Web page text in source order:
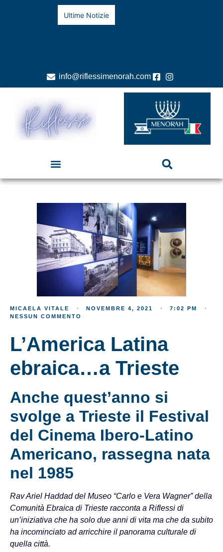
Ultime Notizie
info@riflessimenorah.com
MICAELA VITALE NOVEMBRE 4, 2021
7:02 PM
NESSUN COMMENTO
L’America Latina
ebraica…a Trieste
Anche quest’anno si
svolge a Trieste il Festival
del Cinema Ibero-Latino
Americano, rassegna nata
nel 1985
Rav Ariel Haddad del Museo “Carlo e Vera Wagner” della
Comunità Ebraica di Trieste racconta a Riflessi di
un’iniziativa che ha solo due anni di vita ma che da subito
ha incominciato ad arricchire il panorama culturale di
quella città.